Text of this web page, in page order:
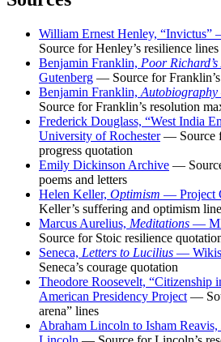
William Ernest Henley, “Invictus”
Source for Henley’s resilience lines
Benjamin Franklin, Poor
Gutenberg — Source for
Benjamin Franklin, Autobiography
Source for Franklin’s resolution
Frederick Douglass, “West India
University of Rochester— Source
progress quotation
Emily Dickinson Archive —
poems and letters
Helen Keller, Optimism — Project
Keller’s suffering and optimism
Marcus Aurelius, Meditations —
Source for Stoic resilience
Seneca, Letters to Lucilius —
Seneca’s courage quotation
Theodore Roosevelt,
American Presidency Project —
arena” lines
Abraham Lincoln to Isham